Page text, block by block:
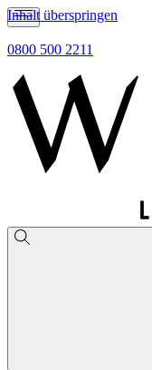
Inhalt überspringen
0800 500 2211